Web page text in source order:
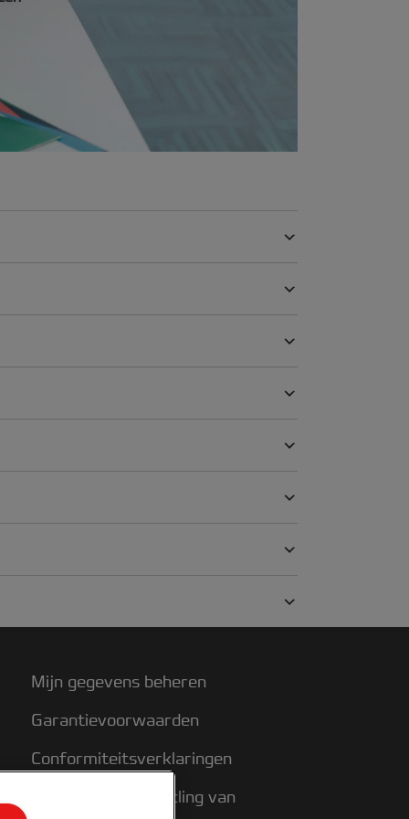
Mijn gegevens beheren
Garantievoorwaarden
Conformiteitsverklaringen
Richtlijnen bij recycling van